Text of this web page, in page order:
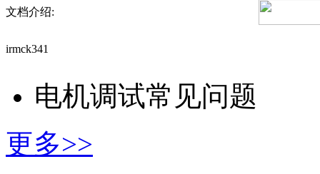
文档介绍:
irmck341
电机调试常见问题
更多>>